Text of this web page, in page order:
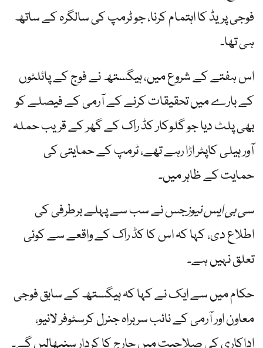
فوجی پریڈ کا اہتمام کرنا، جو ٹرمپ کی سالگرہ کے ساتھ
ہی تھا۔
اس ہفتے کے شروع میں، ہیگستھ نے فوج کے پائلٹوں
کے بارے میں تحقیقات کرنے کے آرمی کے فیصلے کو
بھی پلٹ دیا جو گلوکار کڈ راک کے گھر کے قریب حملہ
آور ہیلی کاپٹر اڑا رہے تھے، ٹرمپ کے حمایتی کی
حمایت کے ظاہر میں۔
سی بی ایس نیوزجس نے سب سے پہلے برطرفی کی
اطلاع دی، کہا کہ اس کا کڈ راک کے واقعے سے کوئی
تعلق نہیں ہے۔
حکام میں سے ایک نے کہا کہ ہیگستھ کے سابق فوجی
معاون اور آرمی کے نائب سربراہ جنرل کرسٹوفر لانیو،